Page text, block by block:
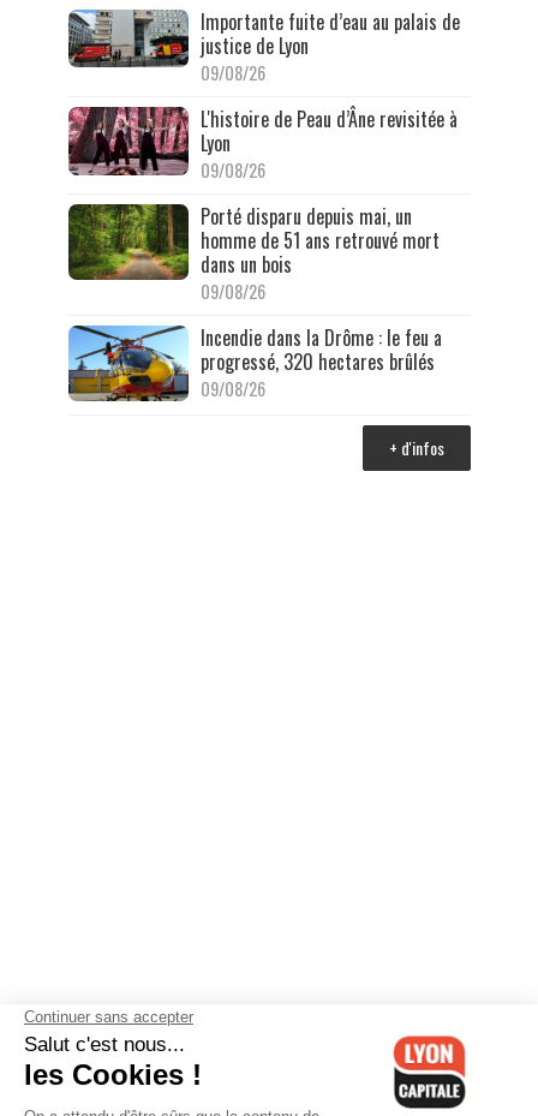
Importante fuite d’eau au palais de
justice de Lyon
09/08/26
L'histoire de Peau d’Âne revisitée à
Lyon
09/08/26
Porté disparu depuis mai, un
homme de 51 ans retrouvé mort
dans un bois
09/08/26
Incendie dans la Drôme : le feu a
progressé, 320 hectares brûlés
09/08/26
+ d'infos